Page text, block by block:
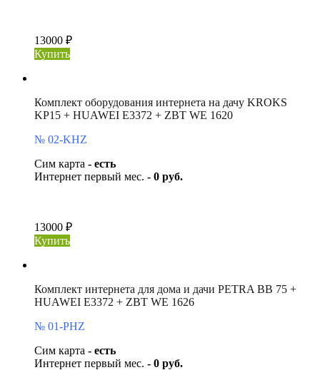
13000 ₽
Купить
Комплект оборудования интернета на дачу KROKS
KP15 + HUAWEI E3372 + ZBT WE 1620
№ 02-KHZ
Сим карта - есть
Интернет первый мес. - 0 руб.
13000 ₽
Купить
Комплект интернета для дома и дачи PETRA BB 75 +
HUAWEI E3372 + ZBT WE 1626
№ 01-PHZ
Сим карта - есть
Интернет первый мес. - 0 руб.